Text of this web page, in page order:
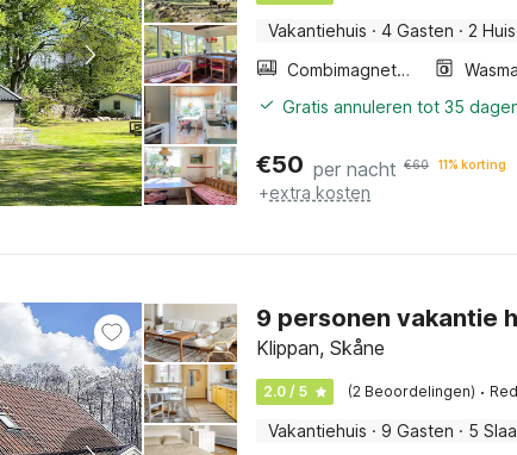
Vakantiehuis · 4 Gasten · 2
Combimagnetron
Gratis annuleren tot 35
€50 per nacht €60 11% korting
+extra kosten
9 personen vakantie
Klippan, Skåne
2.0 / 5 (2 Beoordelingen) ·
Vakantiehuis · 9 Gasten · 5